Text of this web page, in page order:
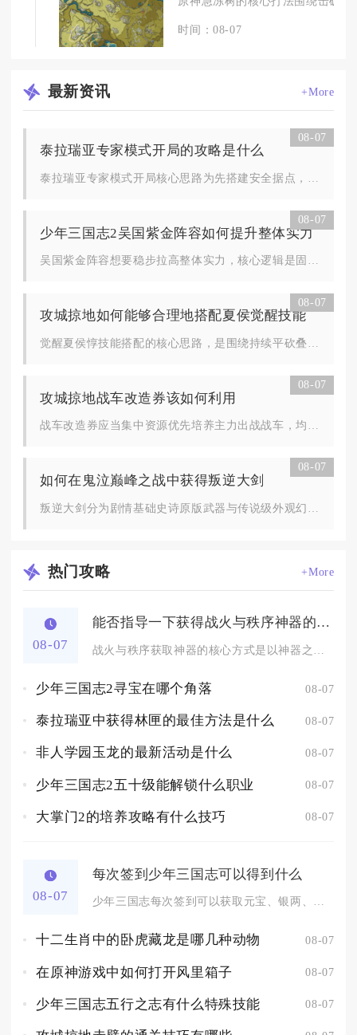
时间：08-07
最新资讯 +More
08-07
泰拉瑞亚专家模式开局的攻略是什么
08-07
少年三国志2吴国紫金阵容如何提升整体实力
吴国紫金阵容想要稳步拉高整体实力，核心逻辑是固化灼烧联动体系...
08-07
攻城掠地如何能够合理地搭配夏侯觉醒技能
08-07
攻城掠地战车改造券该如何利用
战车改造券应当集中资源优先培养主力出战战车，均衡改造四大部件...
08-07
如何在鬼泣巅峰之战中获得叛逆大剑
热门攻略 +More
08-07
能否指导一下获得战火与秩序神器的办法
少年三国志2寻宝在哪个角落 08-07
泰拉瑞亚中获得林匣的最佳方法是什么 08-07
非人学园玉龙的最新活动是什么 08-07
少年三国志2五十级能解锁什么职业 08-07
大掌门2的培养攻略有什么技巧 08-07
08-07
每次签到少年三国志可以得到什么
十二生肖中的卧虎藏龙是哪几种动物 08-07
在原神游戏中如何打开风里箱子 08-07
少年三国志五行之志有什么特殊技能 08-07